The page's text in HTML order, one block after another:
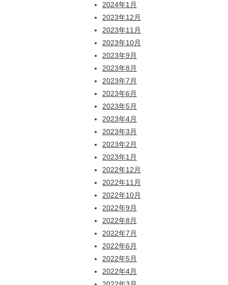
2024年1月
2023年12月
2023年11月
2023年10月
2023年9月
2023年8月
2023年7月
2023年6月
2023年5月
2023年4月
2023年3月
2023年2月
2023年1月
2022年12月
2022年11月
2022年10月
2022年9月
2022年8月
2022年7月
2022年6月
2022年5月
2022年4月